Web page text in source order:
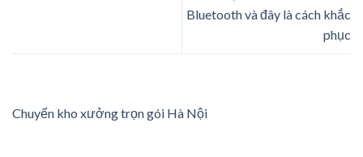
Bluetooth và đây là cách khắc
phục
Chuyển kho xưởng trọn gói Hà Nội